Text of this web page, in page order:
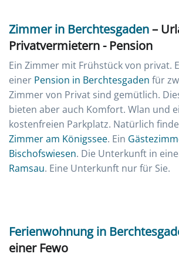
Zimmer in Berchtesgaden–
Privatvermietern - Pension
Ein Zimmer mit Frühstück von privat.
einer Pension in Berchtesgaden für
Zimmer von Privat sind gemütlich.
bieten aber auch Komfort. Wlan und
kostenfreien Parkplatz. Natürlich
Zimmer am Königssee. Ein
Bischofswiesen. Die Unterkunft in
Ramsau. Eine Unterkunft nur für Sie.
Ferienwohnung in
einer Fewo